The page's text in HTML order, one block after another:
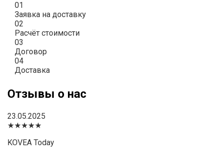
01
Заявка на доставку
02
Расчёт стоимости
03
Договор
04
Доставка
Отзывы о нас
23.05.2025
★★★★★
KOVEA Today